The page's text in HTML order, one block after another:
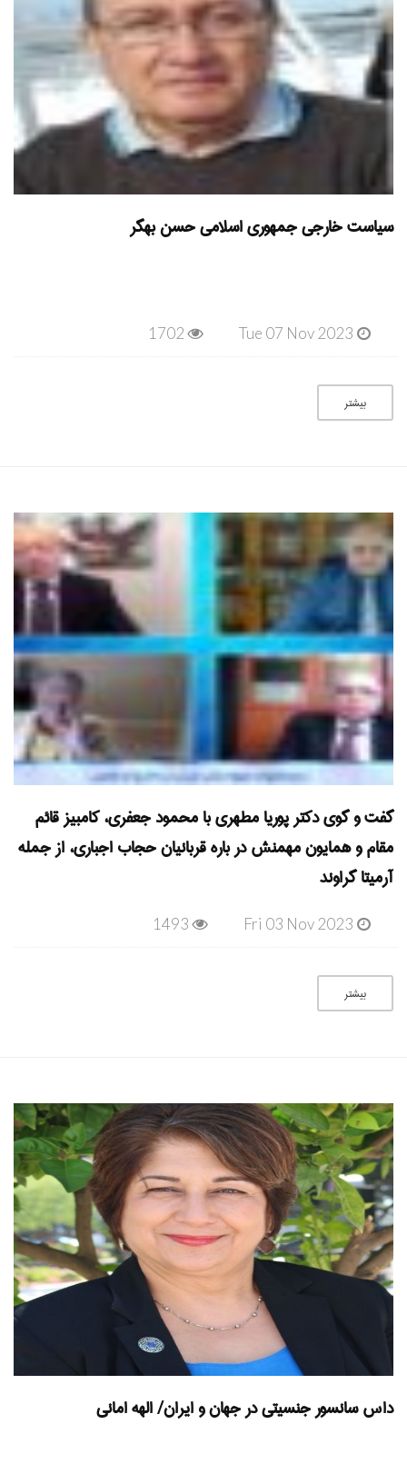
سیاست خارجی جمهوری اسلامی حسن بهگر
Tue 07 Nov 2023
1702
بیشتر
گفت و گوی دکتر پوریا مطهری با محمود جعفری، کامبیز قائم
مقام و همایون مهمنش در باره قربانیان حجاب اجباری، از جمله
آرمیتا گراوند
Fri 03 Nov 2023
1493
بیشتر
داس سانسور جنسیتی در جهان و ایران/ الهه امانی